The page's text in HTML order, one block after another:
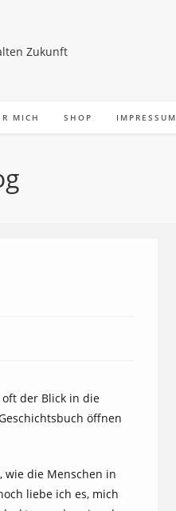
MICH SHOP IMPRESSUM
der Blick in die
öffnen
wie die Menschen in
liebe ich es, mich